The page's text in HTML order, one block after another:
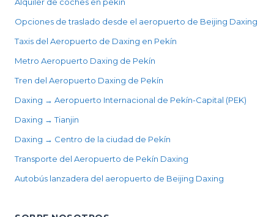
Opciones de traslado desde el aeropuerto de Beijing Daxing
Taxis del Aeropuerto de Daxing en Pekín
Metro Aeropuerto Daxing de Pekín
Tren del Aeropuerto Daxing de Pekín
Daxing → Aeropuerto Internacional de Pekín-Capital (PEK)
Daxing → Tianjin
Daxing → Centro de la ciudad de Pekín
Transporte del Aeropuerto de Pekín Daxing
Autobús lanzadera del aeropuerto de Beijing Daxing